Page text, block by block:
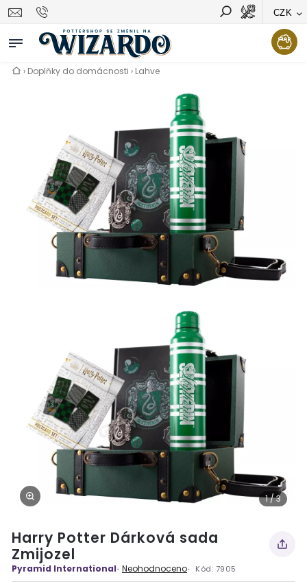
CZK
Vyhledávání Hledat
› Doplňky do domácnosti › Lahve
1 / 3
Harry Potter Dárková sada
Zmijozel
Pyramid International Neohodnoceno Kód: 7905